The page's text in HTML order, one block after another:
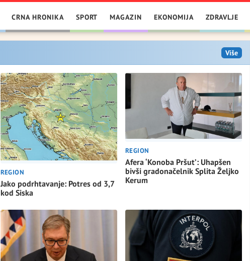
CRNA HRONIKA SPORT MAGAZIN EKONOMIJA ZDRAVLJE
Više
REGION
Jako podrhtavanje: Potres od 3,7
kod Siska
REGION
Afera ‘Konoba Pršut’: Uhapšen
bivši gradonačelnik Splita Željko
Kerum